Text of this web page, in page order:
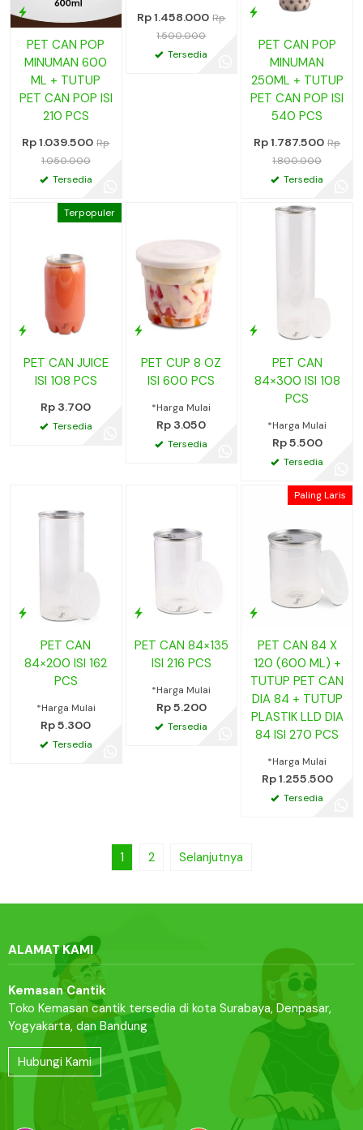
PET CAN POP
MINUMAN 600
ML + TUTUP
PET CAN POP ISI
210 PCS
Rp 1.039.500 Rp
1.050.000
Tersedia
Rp 1.458.000 Rp
1.500.000
Tersedia
PET CAN POP
MINUMAN
250ML + TUTUP
PET CAN POP ISI
540 PCS
Rp 1.787.500 Rp
1.800.000
Tersedia
Terpopuler
PET CAN JUICE
ISI 108 PCS
Rp 3.700
Tersedia
PET CUP 8 OZ
ISI 600 PCS
*Harga Mulai
Rp 3.050
Tersedia
PET CAN
84×300 ISI 108
PCS
*Harga Mulai
Rp 5.500
Tersedia
PET CAN
84×200 ISI 162
PCS
*Harga Mulai
Rp 5.300
Tersedia
PET CAN 84×135
ISI 216 PCS
*Harga Mulai
Rp 5.200
Tersedia
Paling Laris
PET CAN 84 X
120 (600 ML) +
TUTUP PET CAN
DIA 84 + TUTUP
PLASTIK LLD DIA
84 ISI 270 PCS
*Harga Mulai
Rp 1.255.500
Tersedia
1 2 Selanjutnya
ALAMAT KAMI
Kemasan Cantik
Toko Kemasan cantik tersedia di kota Surabaya, Denpasar,
Yogyakarta, dan Bandung
Hubungi Kami